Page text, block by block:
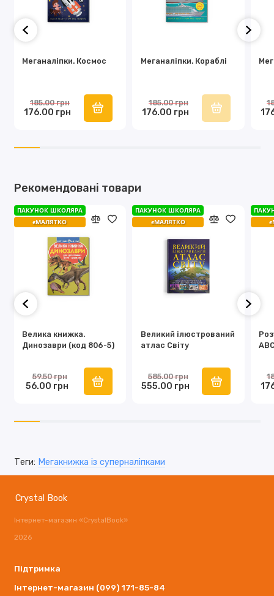
Меганаліпки. Космос
176.00 грн
185.00 грн
Меганаліпки. Кораблі
176.00 грн
185.00 грн
Рекомендовані товари
Велика книжка.
Динозаври (код 806-5)
ПАКУНОК ШКОЛЯРА
єМАЛЯТКО
56.00 грн
59.50 грн
Великий ілюстрований
атлас Світу
ПАКУНОК ШКОЛЯРА
єМАЛЯТКО
555.00 грн
585.00 грн
Теги: Мегакнижка із суперналіпками
Crystal Book
Інтернет-магазин «CrystalBook»
2026
Підтримка
Інтернет-магазин (099) 171-85-84